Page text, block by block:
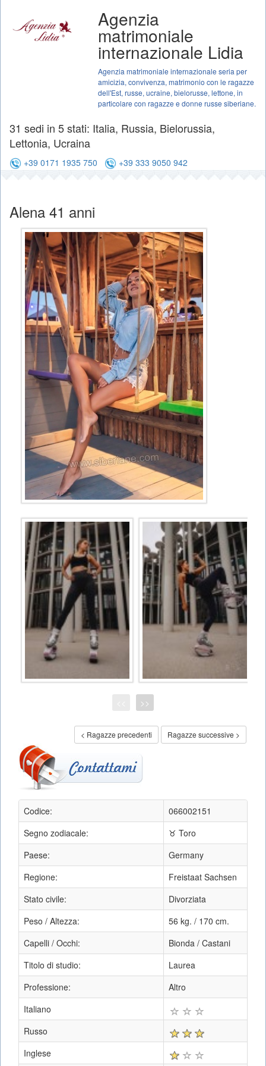
Agenzia
matrimoniale
internazionale Lidia
Agenzia matrimoniale internazionale seria per
amicizia, convivenza, matrimonio con le ragazze
dell'Est, russe, ucraine, bielorusse, lettone, in
particolare con ragazze e donne russe siberiane.
31 sedi in 5 stati: Italia, Russia, Bielorussia,
Lettonia, Ucraina
+39 0171 1935 750 +39 333 9050 942
Alena 41 anni
>>
< Ragazze precedenti Ragazze successive >
Codice:
066002151
Segno zodiacale:
♉ Toro
Paese:
Germany
Regione:
Freistaat Sachsen
Stato civile:
Divorziata
Peso / Altezza:
56 kg. / 170 cm.
Capelli / Occhi:
Bionda / Castani
Titolo di studio:
Laurea
Professione:
Altro
Italiano
Russo
Inglese